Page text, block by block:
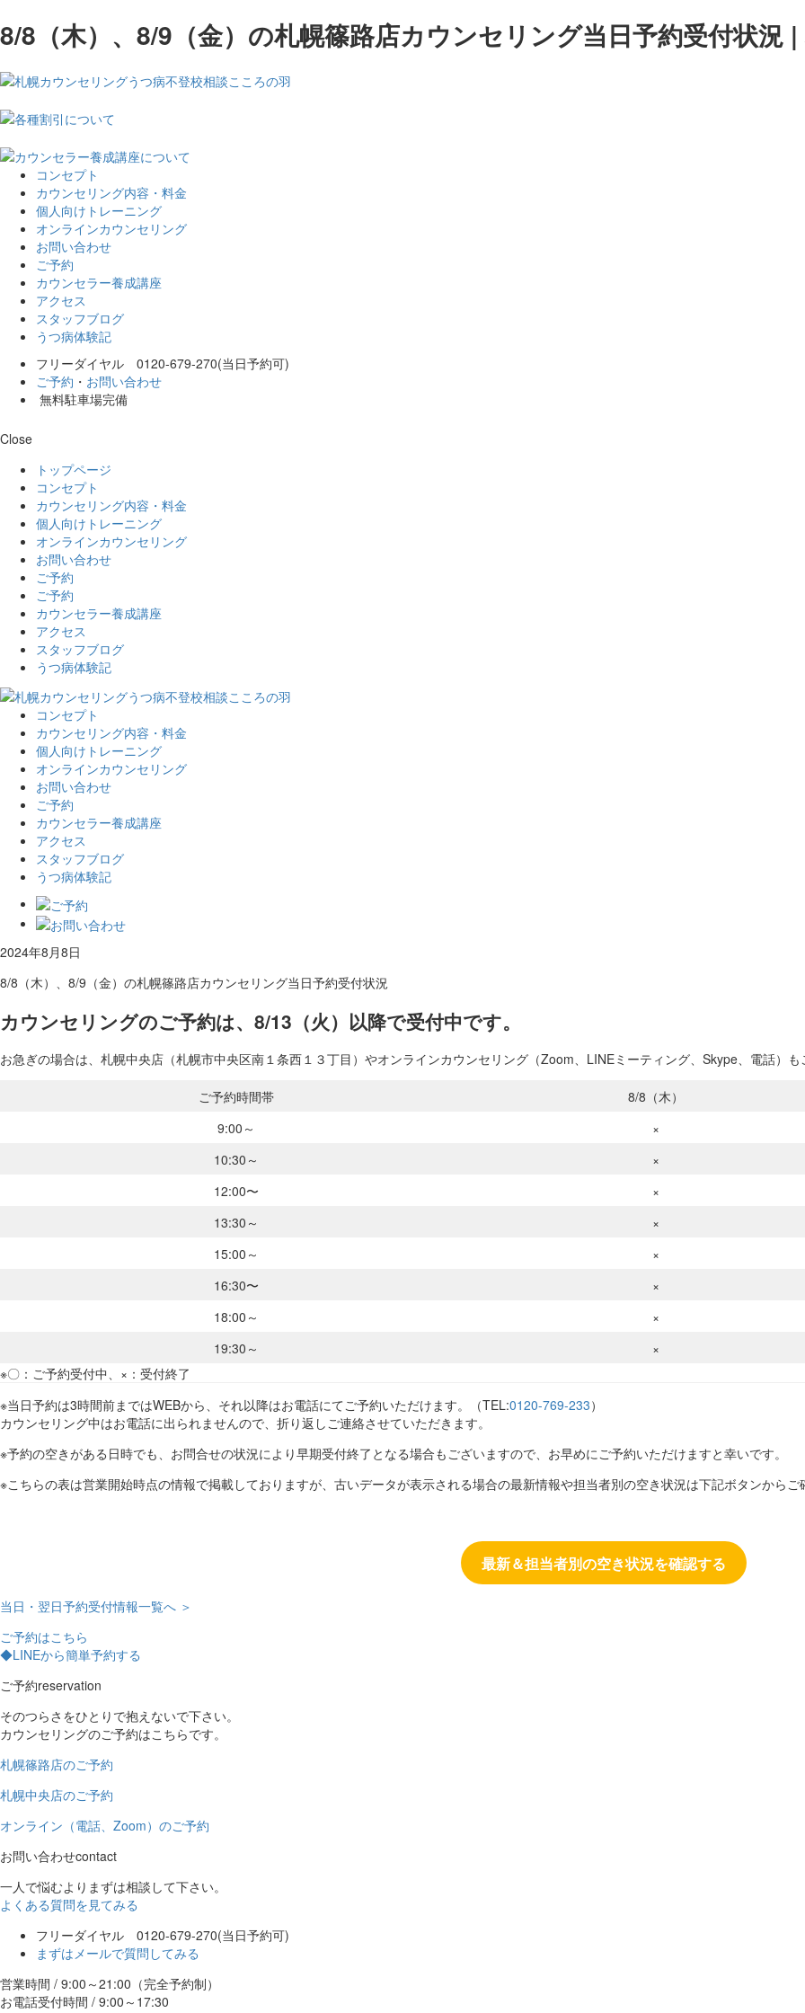
8/8（木）、8/9（金）の札幌篠路店カウンセリング当日予約受付状況
コンセプト
カウンセリング内容・料金
個人向けトレーニング
オンラインカウンセリング
お問い合わせ
ご予約
カウンセラー養成講座
アクセス
スタッフブログ
うつ病体験記
フリーダイヤル 0120-679-270(当日予約可)
ご予約 ・ お問い合わせ
無料駐車場完備
Close
トップページ
コンセプト
カウンセリング内容・料金
個人向けトレーニング
オンラインカウンセリング
お問い合わせ
ご予約
ご予約
カウンセラー養成講座
アクセス
スタッフブログ
うつ病体験記
コンセプト
カウンセリング内容・料金
個人向けトレーニング
オンラインカウンセリング
お問い合わせ
ご予約
カウンセラー養成講座
アクセス
スタッフブログ
うつ病体験記
2024年8月8日
8/8（木）、8/9（金）の札幌篠路店カウンセリング当日予約受付状況
カウンセリングのご予約は、8/13（火）以降で受付中です。
お急ぎの場合は、札幌中央店（札幌市中央区南１条西１３丁目）やオンラインカウンセリング（Zoom、LINEミーティング、Skype、電話）も
ご予約時間帯 8/8（木）
9:00～
×
10:30～
×
12:00〜
×
13:30～
×
15:00～
×
16:30〜
×
18:00～
×
19:30～
×
※〇：ご予約受付中、×：受付終了
※当日予約は3時間前まではWEBから、それ以降はお電話にてご予約いただけます。（TEL:0120-769-233）
カウンセリング中はお電話に出られませんので、折り返しご連絡させていただきます。
※予約の空きがある日時でも、お問合せの状況により早期受付終了となる場合もございますので、お早めにご予約いただけますと幸いです。
※こちらの表は営業開始時点の情報で掲載しておりますが、古いデータが表示される場合の最新情報や担当者別の空き状況は下記ボタンからご
最新＆担当者別の空き状況を確認する
当日・翌日予約受付情報一覧へ ＞
ご予約はこちら
◆LINEから簡単予約する
ご予約reservation
そのつらさをひとりで抱えないで下さい。
カウンセリングのご予約はこちらです。
札幌篠路店のご予約
札幌中央店のご予約
オンライン（電話、Zoom）のご予約
お問い合わせcontact
一人で悩むよりまずは相談して下さい。
よくある質問を見てみる
フリーダイヤル 0120-679-270(当日予約可)
まずはメールで質問してみる
営業時間 / 9:00～21:00（完全予約制）
お電話受付時間 / 9:00～17:30